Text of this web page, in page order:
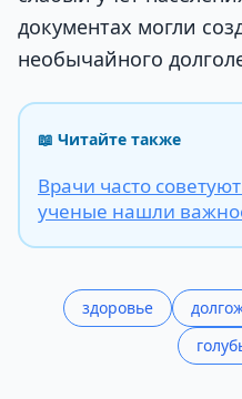
документах могли
необычайного
📖 Читайте также
Врачи часто
ученые нашли
здоровье